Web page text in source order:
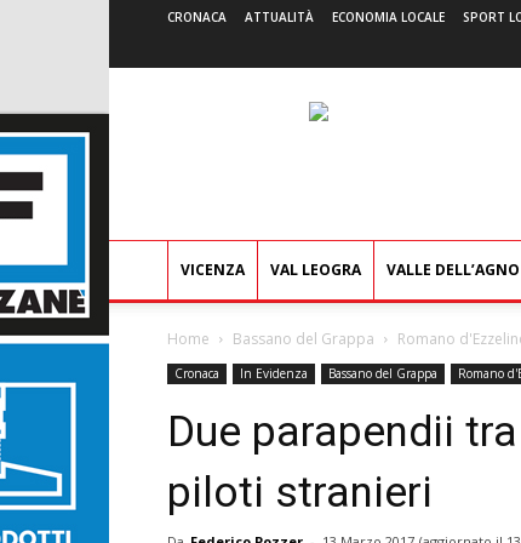
CRONACA ATTUALITÀ ECONOMIA LOCALE SPORT
VICENZA VAL LEOGRA VALLE DELL’AGNO
Home Bassano del Grappa Romano
Cronaca In Evidenza Bassano del Grappa Romano
Due parapendii
piloti stranieri